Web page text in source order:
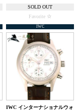
SOLD OUT
Favorite
IWC
IWC インターナショナルウォ